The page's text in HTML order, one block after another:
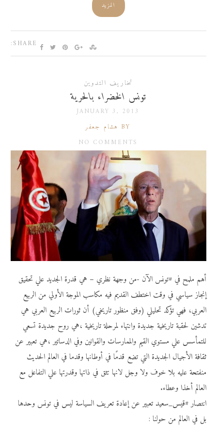
المزيد
SHARE:
تخاريف التدوين
تونس الخضراء بالحرية
JANUARY 3, 2013
BY هشام جعفر
NO COMMENTS
أهم ملمح في #تونس الآن -من وجهة نظري – هي قدرة الجديد علي تحقيق
إنجاز سياسي في وقت اختطف القديم فيه مكاسب الموجة الأولي من الربيع
العربي، فهي تؤكد تحليلي (وفق منظور تاريخي) أن ثورات الربيع العربي هي
تدشين لحقبة تاريخية جديدة وانتهاء لمرحلة تاريخية ،هي روح جديدة تسعي
للتمأسس علي مستوي القيم والممارسات والقوانين وفي الدساتير ،هي تعبير عن
ثقافة الأجيال الجديدة التي تضع قدمًا في أوطانها وقدما في العالم الحديث
منفتحة عليه بلا خوف ولا وجل لانها تثق في ذاتها وقدرتها علي التفاعل مع
العالم أخذا وعطاء.
انتصار #قيس_سعيد تعبير عن إعادة تعريف السياسة ليس في تونس وحدها
بل في العالم من حولنا :